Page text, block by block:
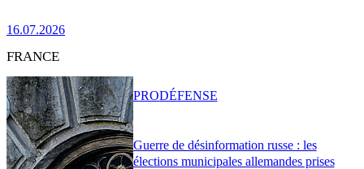
16.07.2026
FRANCE
Guerre de désinformation russe : les
élections municipales allemandes prises
PRODÉFENSE